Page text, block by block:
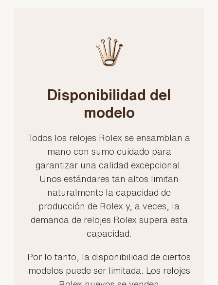
Disponibilidad del
modelo
Todos los relojes Rolex se ensamblan a
mano con sumo cuidado para
garantizar una calidad excepcional.
Unos estándares tan altos limitan
naturalmente la capacidad de
producción de Rolex y, a veces, la
demanda de relojes Rolex supera esta
capacidad.
Por lo tanto, la disponibilidad de ciertos
modelos puede ser limitada. Los relojes